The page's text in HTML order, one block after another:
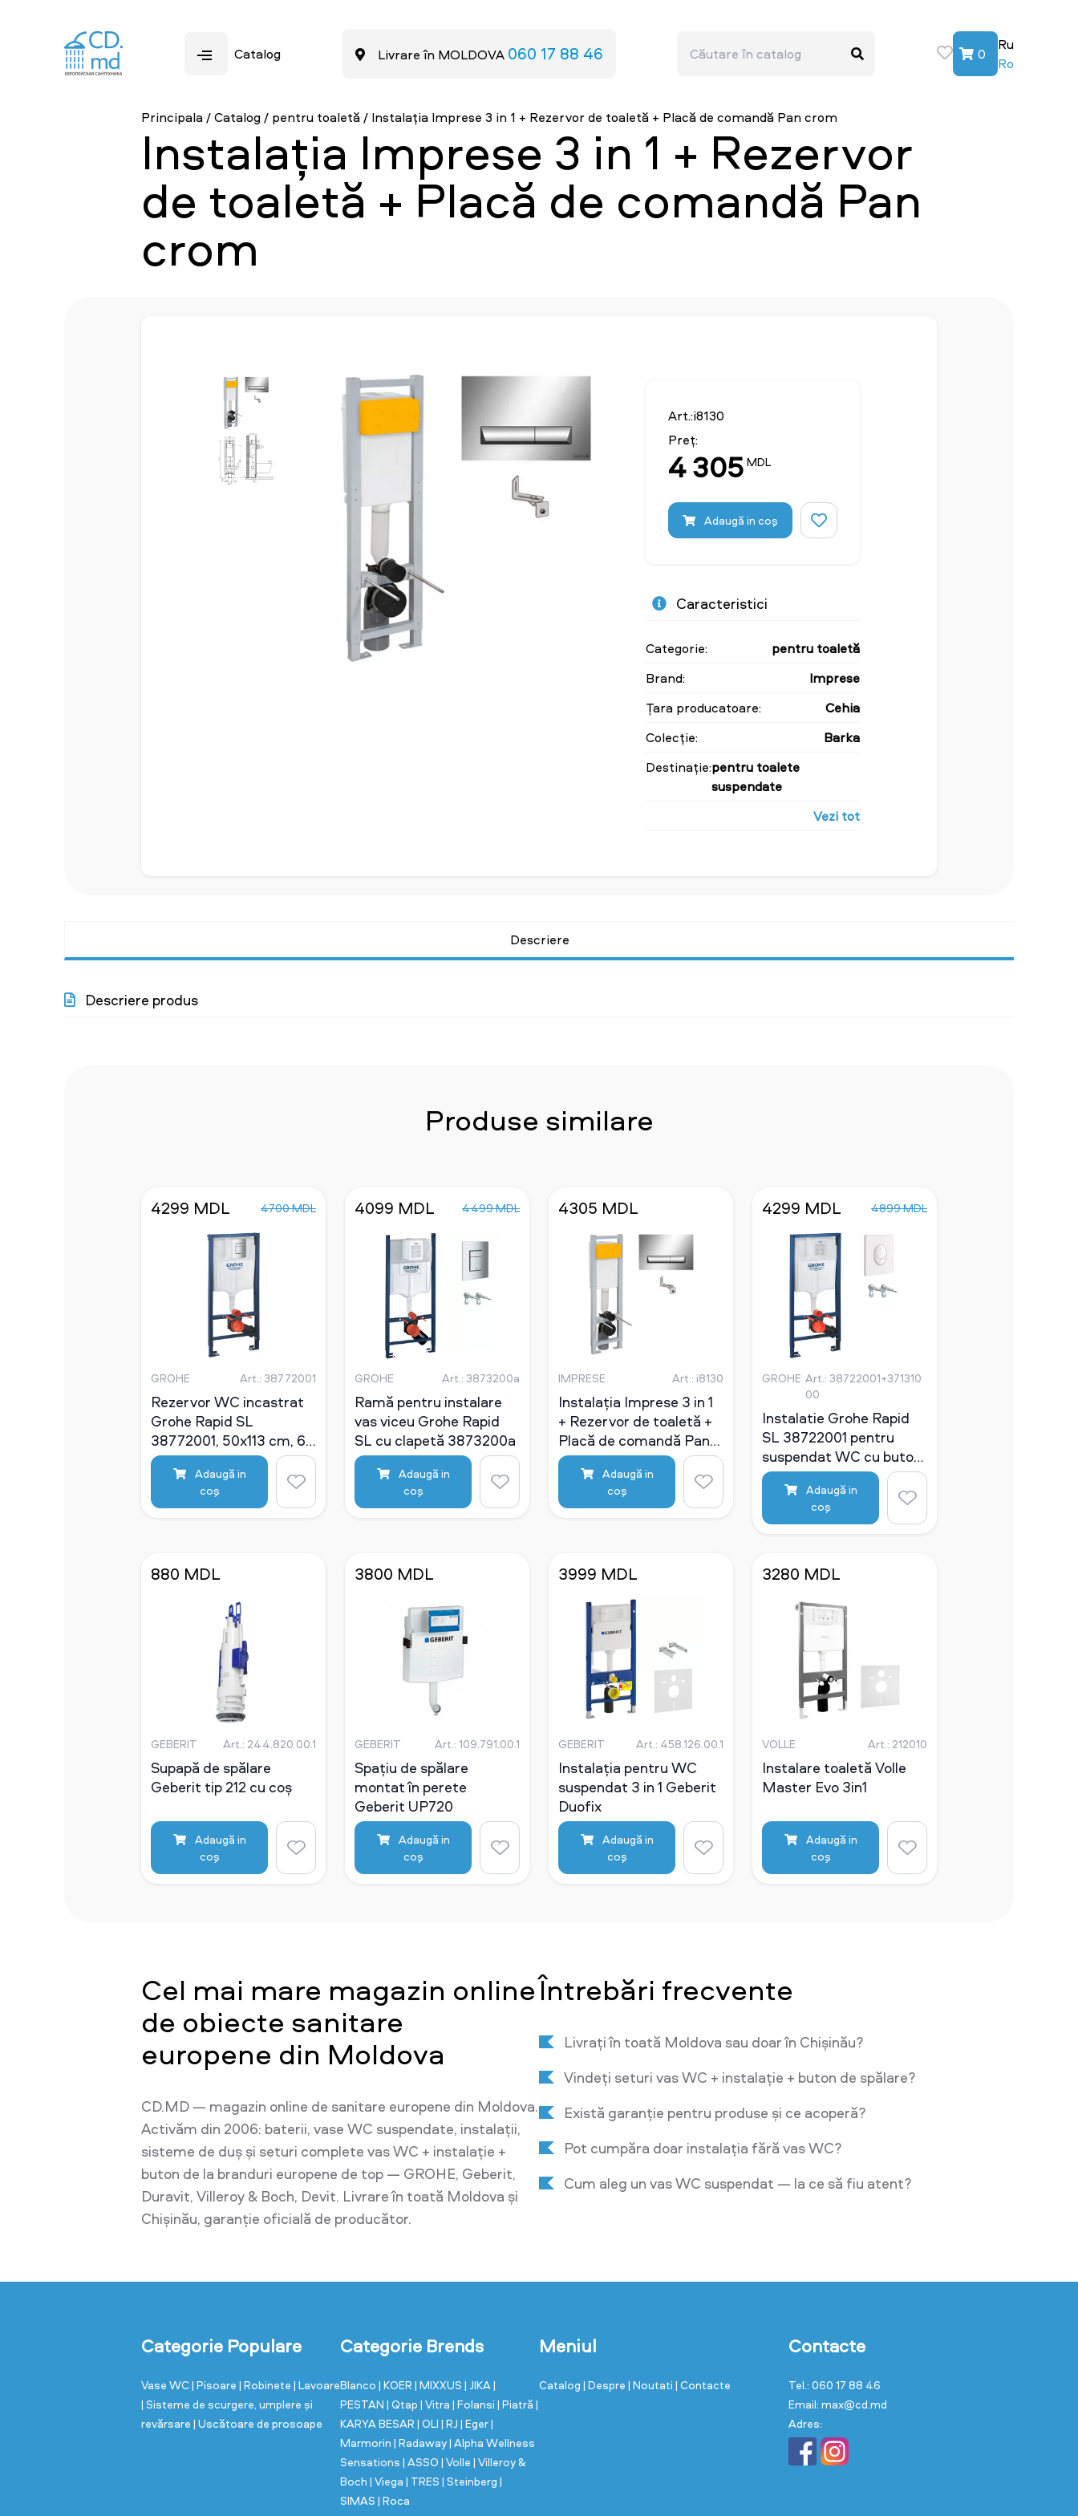
Catalog Livrare în MOLDOVA 060 17 88 46 0
Ru
Ro
Principala/Catalog/ pentru toaletă/ Instalația Imprese 3 in 1 + Rezervor de toaletă + Placă de comandă Pan crom
Instalația Imprese 3 in 1 + Rezervor
de toaletă + Placă de comandă Pan
crom
Art.:i8130
Preț:
4 305 MDL
Adaugă in coş
Caracteristici
Categorie:
pentru toaletă
Brand:
Imprese
Țara producatoare:
Cehia
Colecție:
Barka
Destinație:pentru toalete
suspendate
Vezi tot
Descriere
Descriere produs
Produse similare
4299 MDL 4700 MDL
GROHE Art.: 38772001
Rezervor WC incastrat
Grohe Rapid SL
38772001, 50x113 cm, 6-
9 L, clapeta actionare
inclusaAdaugă in
coş
4099 MDL 4499 MDL
GROHE Art.: 3873200a
Ramă pentru instalare
vas viceu Grohe Rapid
SL cu clapetă 3873200a
Adaugă in
coş
4305 MDL
IMPRESE Art.: i8130
Instalația Imprese 3 in 1
+ Rezervor de toaletă +
Placă de comandă Pan
crom
Adaugă in
coş
4299 MDL 4899 MDL
GROHE Art.: 38722001+371310
00
Instalatie Grohe Rapid
SL 38722001 pentru
suspendat WC cu buton
alb lucios
Adaugă in
coş
880 MDL
GEBERIT Art.: 244.820.00.1
Supapă de spălare
Geberit tip 212 cu coș
Adaugă in
coş
3800 MDL
GEBERIT Art.: 109.791.00.1
Spațiu de spălare
montat în perete
Geberit UP720
Adaugă in
coş
3999 MDL
GEBERIT Art.: 458.126.00.1
Instalația pentru WC
suspendat 3 in 1 Geberit
Duofix
Adaugă in
coş
3280 MDL
VOLLE Art.: 212010
Instalare toaletă Volle
Master Evo 3in1
Adaugă in
coş
Cel mai mare magazin online
de obiecte sanitare
europene din Moldova
CD.MD — magazin online de sanitare europene din Moldova.
Activăm din 2006: baterii, vase WC suspendate, instalații,
sisteme de duș și seturi complete vas WC + instalație +
buton de la branduri europene de top — GROHE, Geberit,
Duravit, Villeroy & Boch, Devit. Livrare în toată Moldova și
Chișinău, garanție oficială de producător.
Întrebări frecvente
Livrați în toată Moldova sau doar în Chișinău?
Vindeți seturi vas WC + instalație + buton de spălare?
Există garanție pentru produse și ce acoperă?
Pot cumpăra doar instalația fără vas WC?
Cum aleg un vas WC suspendat — la ce să fiu atent?
Categorie Populare
Vase WC| Pisoare | Robinete | Lavoare
| Sisteme de scurgere, umplere și
revărsare | Uscătoare de prosoape
Categorie Brends
Blanco | KOER | MIXXUS | JIKA|
PESTAN | Qtap | Vitra | Folansi | Piatră |
KARYA BESAR | OLI | RJ | Eger|
Marmorin | Radaway| Alpha Wellness
Sensations | ASSO | Volle | Villeroy &
Boch | Viega | TRES | Steinberg |
SIMAS | Roca
Meniul
Catalog | Despre | Noutati | Contacte
Contacte
Tel.: 060 17 88 46
Email: max@cd.md
Adres: